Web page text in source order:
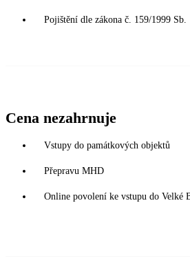
Pojištění dle zákona č. 159/1999 Sb.
Cena nezahrnuje
Vstupy do památkových objektů
Přepravu MHD
Online povolení ke vstupu do